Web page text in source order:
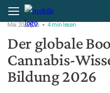
Home Pflanze
Mai 20, 2026 4min lesen
Der globale
Cannabis-
Bildung 2026